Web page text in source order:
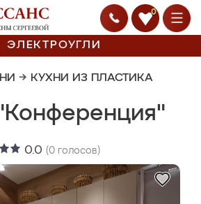
0
ЭЛЕКТРОУГЛИ
→ КУХНИ ИЗ ПЛАСТИКА
0.0 (0 голосов)